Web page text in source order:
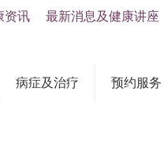
病症及治疗 预约服务
资讯 最新消息及健康讲座